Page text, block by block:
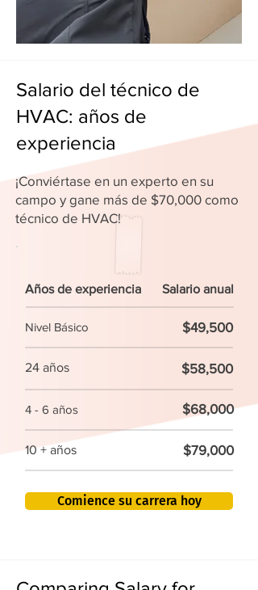
Salario del técnico de
HVAC: años de
experiencia
¡Conviértase en un experto en su
campo y gane más de $70,000 como
técnico de HVAC!
Años de experiencia Salario anual
Nivel Básico $49,500
24 años $58,500
4 - 6 años $68,000
10 + años $79,000
Comience su carrera hoy